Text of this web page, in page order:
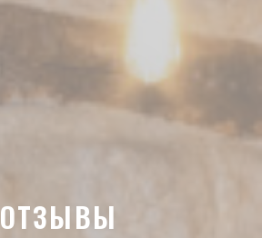
ОТЗЫВЫ